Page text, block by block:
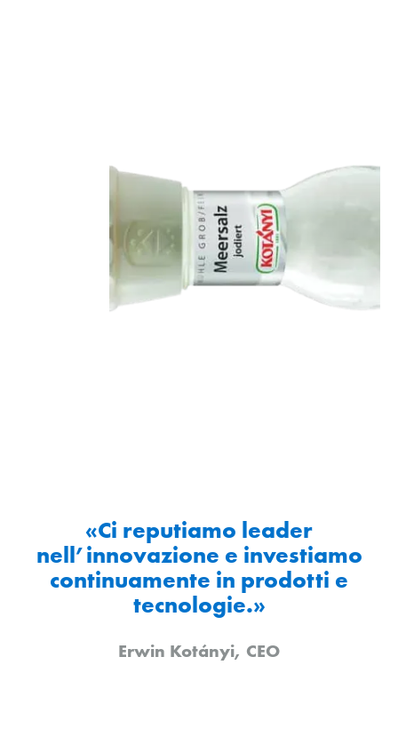
«Ci reputiamo leader
nell’innovazione e investiamo
continuamente in prodotti e
tecnologie.»
Erwin Kotányi, CEO